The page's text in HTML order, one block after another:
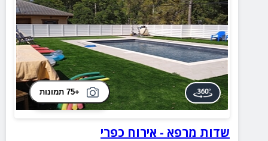
+75 תמונות
שדות מרפא - אירוח כפרי